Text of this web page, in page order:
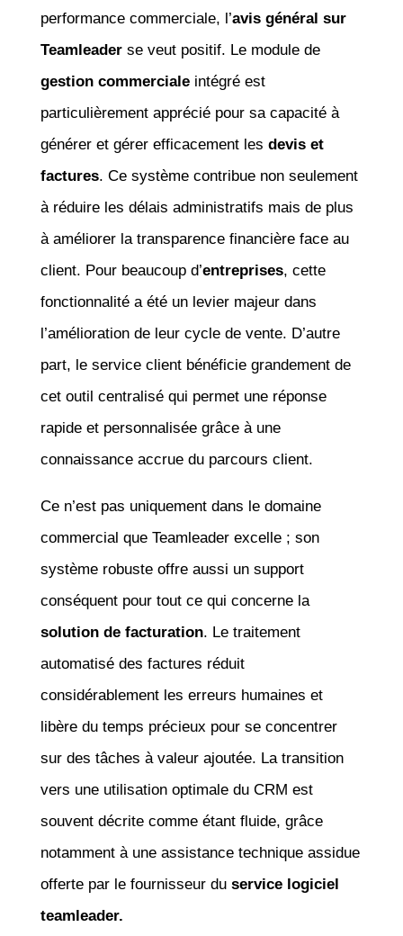
performance commerciale, l’avis général sur
Teamleaderse veut positif. Le module de
gestion commercialeintégré est
particulièrement apprécié pour sa capacité à
générer et gérer efficacement les devis et
factures. Ce système contribue non seulement
à réduire les délais administratifs mais de plus
à améliorer la transparence financière face au
client. Pour beaucoup d’entreprises, cette
fonctionnalité a été un levier majeur dans
l’amélioration de leur cycle de vente. D’autre
part, le service client bénéficie grandement de
cet outil centralisé qui permet une réponse
rapide et personnalisée grâce à une
connaissance accrue du parcours client.
Ce n’est pas uniquement dans le domaine
commercial que Teamleader excelle ; son
système robuste offre aussi un support
conséquent pour tout ce qui concerne la
solution de facturation. Le traitement
automatisé des factures réduit
considérablement les erreurs humaines et
libère du temps précieux pour se concentrer
sur des tâches à valeur ajoutée. La transition
vers une utilisation optimale du CRM est
souvent décrite comme étant fluide, grâce
notamment à une assistance technique assidue
offerte par le fournisseur du service logiciel
teamleader.